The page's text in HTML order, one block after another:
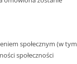
społecznym (w tym
społeczności